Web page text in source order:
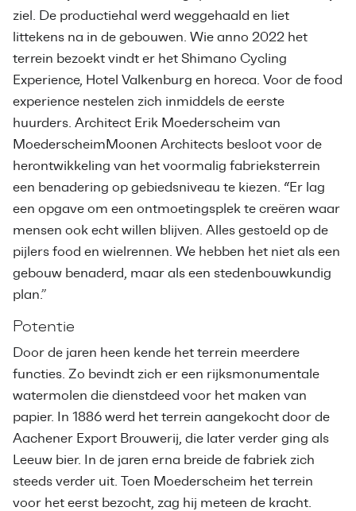
ziel. De productiehal werd weggehaald en liet
littekens na in de gebouwen. Wie anno 2022 het
terrein bezoekt vindt er het Shimano Cycling
Experience, Hotel Valkenburg en horeca. Voor de food
experience nestelen zich inmiddels de eerste
huurders. Architect Erik Moederscheim van
MoederscheimMoonen Architects besloot voor de
herontwikkeling van het voormalig fabrieksterrein
een benadering op gebiedsniveau te kiezen. “Er lag
een opgave om een ontmoetingsplek te creëren waar
mensen ook echt willen blijven. Alles gestoeld op de
pijlers food en wielrennen. We hebben het niet als een
gebouw benaderd, maar als een stedenbouwkundig
plan.”
Potentie
Door de jaren heen kende het terrein meerdere
functies. Zo bevindt zich er een rijksmonumentale
watermolen die dienstdeed voor het maken van
papier. In 1886 werd het terrein aangekocht door de
Aachener Export Brouwerij, die later verder ging als
Leeuw bier. In de jaren erna breide de fabriek zich
steeds verder uit. Toen Moederscheim het terrein
voor het eerst bezocht, zag hij meteen de kracht.